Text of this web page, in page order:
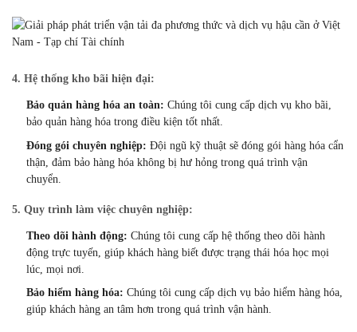
4. Hệ thống kho bãi hiện đại:
Bảo quản hàng hóa an toàn:Chúng tôi cung cấp dịch vụ kho bãi,
bảo quản hàng hóa trong điều kiện tốt nhất.
Đóng gói chuyên nghiệp:Đội ngũ kỹ thuật sẽ đóng gói hàng hóa cẩn
thận,đảm bảo hàng hóa không bị hư hỏng trong quá trình vận
chuyển.
5. Quy trình làm việc chuyên nghiệp:
Theo dõi hành động:Chúng tôi cung cấp hệ thống theo dõi hành
động trực tuyến,giúp khách hàng biết được trạng thái hóa học mọi
lúc,mọi nơi.
Bảo hiểm hàng hóa:Chúng tôi cung cấp dịch vụ bảo hiểm hàng hóa,
giúp khách hàng an tâm hơn trong quá trình vận hành.